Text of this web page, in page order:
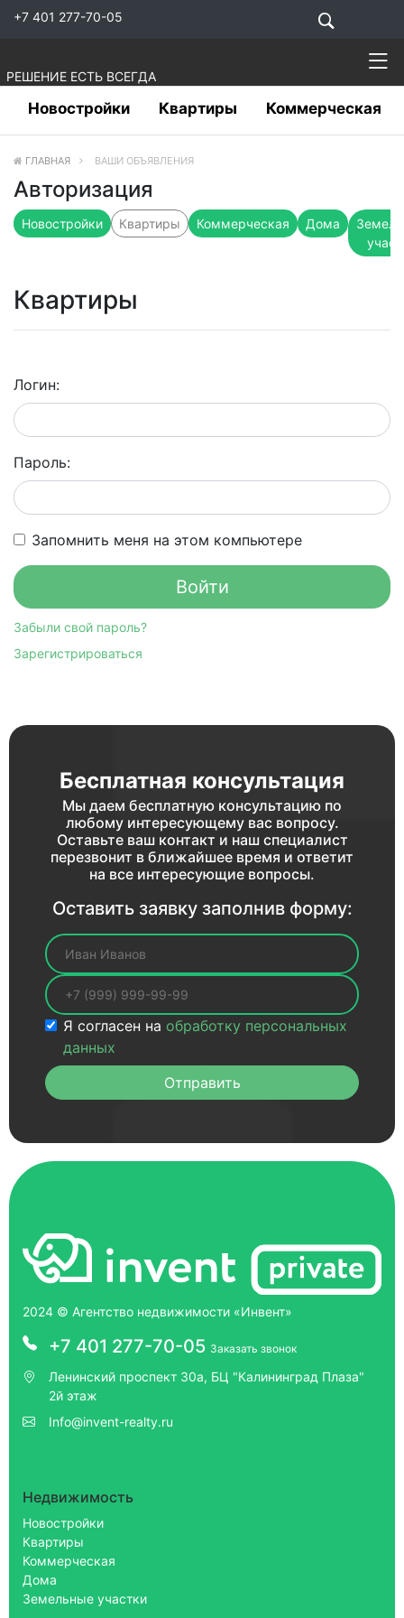
+7 401 277-70-05
РЕШЕНИЕ ЕСТЬ ВСЕГДА
Новостройки Квартиры Коммерческая
ГЛАВНАЯ ВАШИ ОБЪЯВЛЕНИЯ
Авторизация
Новостройки Квартиры Коммерческая Дома
Квартиры
Логин:
Пароль:
Запомнить меня на этом компьютере
Забыли свой пароль?
Зарегистрироваться
Бесплатная консультация
Мы даем бесплатную консультацию по
любому интересующему вас вопросу.
Оставьте ваш контакт и наш специалист
перезвонит в ближайшее время и ответит
на все интересующие вопросы.
Оставить заявку заполнив форму:
Я согласен на обработку персональных
данных
Отправить
2024 © Агентство недвижимости «Инвент»
+7 401 277-70-05 Заказать звонок
Ленинский проспект 30а, БЦ "Калининград Плаза"
2й этаж
Info@invent-realty.ru
Недвижимость
Новостройки
Квартиры
Коммерческая
Дома
Земельные участки